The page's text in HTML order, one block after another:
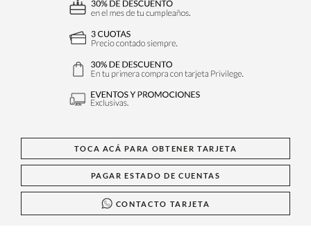
TOCA ACÁ PARA OBTENER TARJETA
PAGAR ESTADO DE CUENTAS
CONTACTO TARJETA